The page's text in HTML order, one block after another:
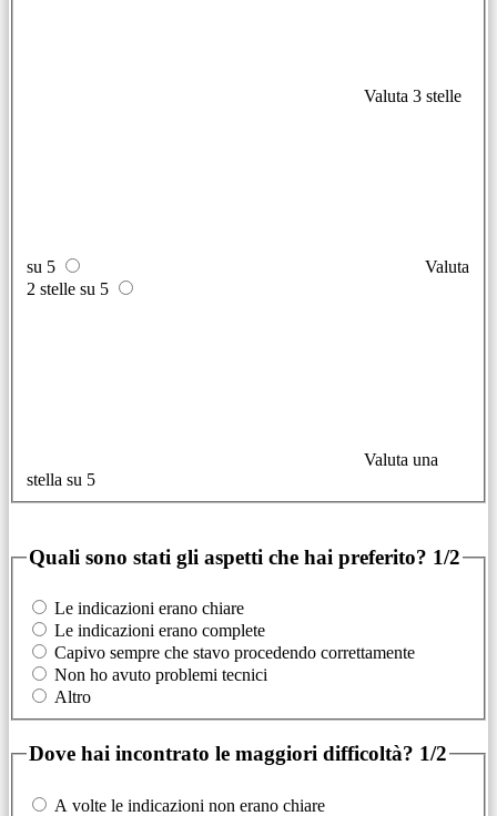
Valuta 3 stelle
su 5
Valuta
2 stelle su 5
Valuta una
stella su 5
Quali sono stati gli aspetti che hai preferito? 1/2
Le indicazioni erano chiare
Le indicazioni erano complete
Capivo sempre che stavo procedendo correttamente
Non ho avuto problemi tecnici
Altro
Dove hai incontrato le maggiori difficoltà? 1/2
A volte le indicazioni non erano chiare